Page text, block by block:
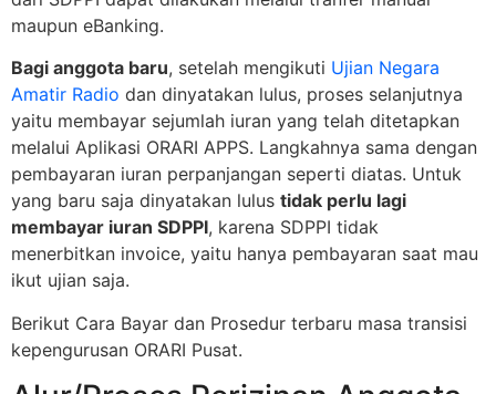
maupun eBanking.
Bagi anggota baru, setelah mengikuti Ujian Negara
Amatir Radio dan dinyatakan lulus, proses selanjutnya
yaitu membayar sejumlah iuran yang telah ditetapkan
melalui Aplikasi ORARI APPS. Langkahnya sama dengan
pembayaran iuran perpanjangan seperti diatas. Untuk
yang baru saja dinyatakan lulus tidak perlu lagi
membayar iuran SDPPI, karena SDPPI tidak
menerbitkan invoice, yaitu hanya pembayaran saat mau
ikut ujian saja.
Berikut Cara Bayar dan Prosedur terbaru masa transisi
kepengurusan ORARI Pusat.